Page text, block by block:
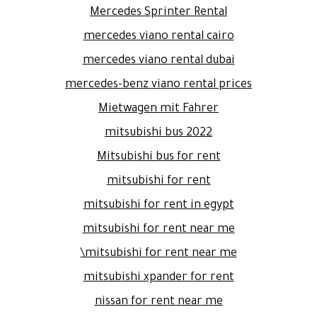
Mercedes Sprinter Rental
mercedes viano rental cairo
mercedes viano rental dubai
mercedes-benz viano rental prices
Mietwagen mit Fahrer
mitsubishi bus 2022
Mitsubishi bus for rent
mitsubishi for rent
mitsubishi for rent in egypt
mitsubishi for rent near me
mitsubishi for rent near me\
mitsubishi xpander for rent
nissan for rent near me